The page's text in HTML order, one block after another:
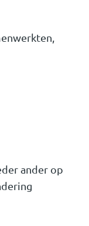
ander op